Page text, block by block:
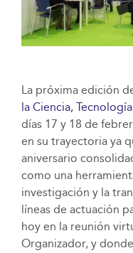
La próxima edición
la Ciencia,
días 17 y 18 de
en su trayectoria ya
aniversario
como una
investigación y la
líneas de actuación
hoy en la reunión
Organizador, y